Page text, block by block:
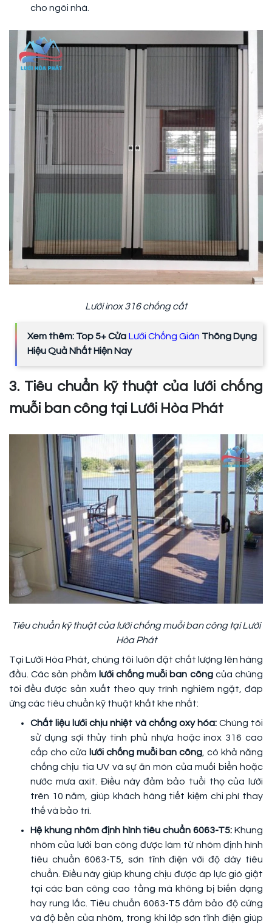
cho ngôi nhà.
Lưới inox 316 chống cắt
Xem thêm: Top 5+ Cửa Lưới Chống Gián Thông Dụng
Hiệu Quả Nhất Hiện Nay
3. Tiêu chuẩn kỹ thuật của lưới chống
muỗi ban công tại Lưới Hòa Phát
Tiêu chuẩn kỹ thuật của lưới chống muỗi ban công tại Lưới
Hòa Phát
Tại Lưới Hòa Phát, chúng tôi luôn đặt chất lượng lên hàng
đầu. Các sản phẩm lưới chống muỗi ban côngcủa chúng
tôi đều được sản xuất theo quy trình nghiêm ngặt, đáp
ứng các tiêu chuẩn kỹ thuật khắt khe nhất:
Chất liệu lưới chịu nhiệt và chống oxy hóa: Chúng tôi
sử dụng sợi thủy tinh phủ nhựa hoặc inox 316 cao
cấp cho cửa lưới chống muỗi ban công, có khả năng
chống chịu tia UV và sự ăn mòn của muối biển hoặc
nước mưa axit. Điều này đảm bảo tuổi thọ của lưới
trên 10 năm, giúp khách hàng tiết kiệm chi phí thay
thế và bảo trì.
Hệ khung nhôm định hình tiêu chuẩn 6063-T5: Khung
nhôm của lưới ban công được làm từ nhôm định hình
tiêu chuẩn 6063-T5, sơn tĩnh điện với độ dày tiêu
chuẩn. Điều này giúp khung chịu được áp lực gió giật
tại các ban công cao tầng mà không bị biến dạng
hay rung lắc. Tiêu chuẩn 6063-T5 đảm bảo độ cứng
và độ bền của nhôm, trong khi lớp sơn tĩnh điện giúp